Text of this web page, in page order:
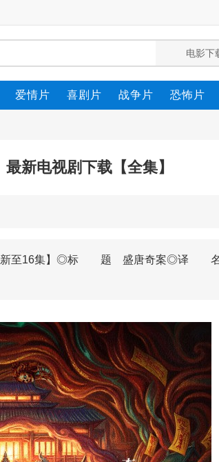
爱情片 喜剧片 战争片 恐怖片
新电视剧下载【全集】
【更新至16集】◎标 题 盛唐奇案◎译